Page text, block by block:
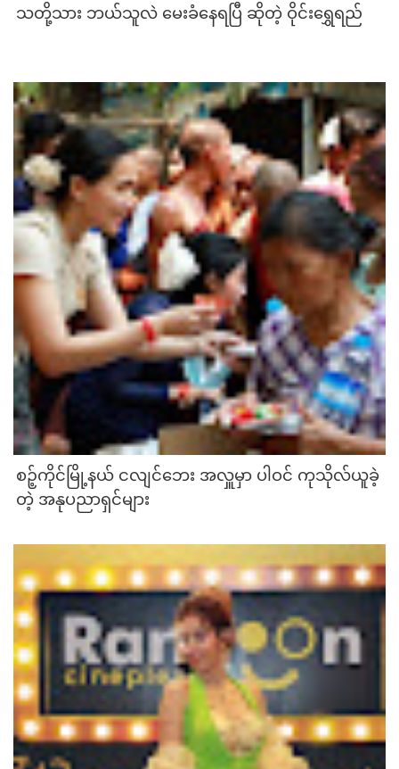
သတို့သား ဘယ်သူလဲ မေးခံနေရပြီ ဆိုတဲ့ ဝိုင်းရွှေရည်
စဉ့်ကိုင်မြို့နယ် ငလျင်ဘေး အလှူမှာ ပါဝင် ကုသိုလ်ယူခဲ့
တဲ့ အနုပညာရှင်များ